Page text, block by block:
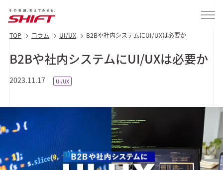
TOP コラム UI/UX B2Bや社内システムにUI/UXは必要か
B2Bや社内システムにUI/UXは必要か
2023.11.17 UI/UX